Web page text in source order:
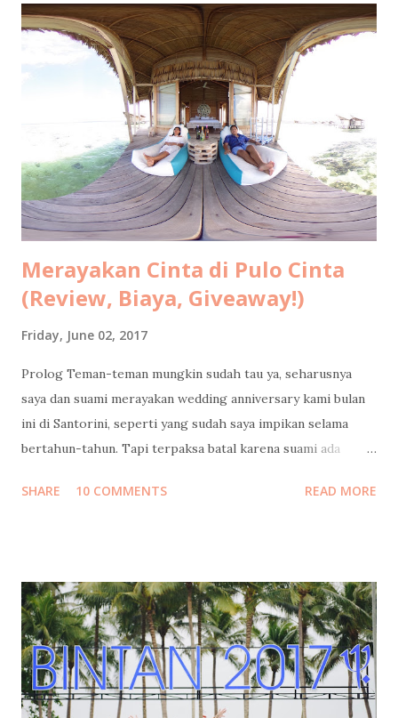
Merayakan Cinta di Pulo Cinta
(Review, Biaya, Giveaway!)
Friday, June 02, 2017
Prolog Teman-teman mungkin sudah tau ya, seharusnya
saya dan suami merayakan wedding anniversary kami bulan
ini di Santorini, seperti yang sudah saya impikan selama
bertahun-tahun. Tapi terpaksa batal karena suami ada
mempengaruhi masa depan serta hajat hidup orang banyak.
Maladewa : Pulo Cinta 😍 Sebuah eco-resort berbentuk
hati/cinta (heart/love) yang keindahannya belakangan ini
tengah melegenda terutama di kalangan blogger dan
penggiat sosial media. Tempat ini juga sudah masuk dalam
bucket list saya sejak pertama kali saya "menemukannya" di
SHARE 10 COMMENTS READ MORE